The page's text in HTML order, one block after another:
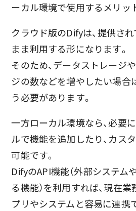
ーカル環境で使用するメリッ
クラウド版のDifyは、提供さ
まま利用する形になります。
そのため、データストレージ
ジの数などを増やしたい場合
う必要があります。
一方ローカル環境なら、必要
ルで機能を追加したり、カス
可能です。
DifyのAPI機能（外部システム
る機能）を利用すれば、現在
プリやシステムと容易に連携